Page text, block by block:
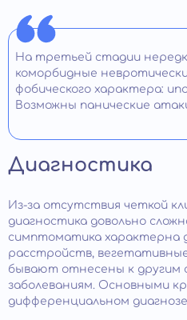
На третьей стадии
коморбидные
фобического характера:
Возможны панические
Диагностика
Из-за отсутствия четкой
диагностика довольно
симптоматика характерна
расстройств,
бывают отнесены к другим
заболеваниям. Основными
дифференциальном